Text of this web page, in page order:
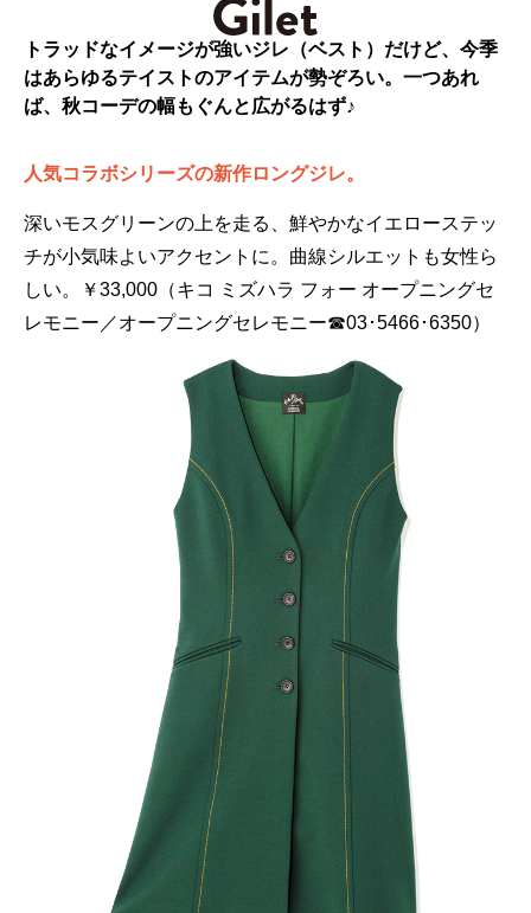
トラッドなイメージが強いジレ（ベスト）だけど、今季
はあらゆるテイストのアイテムが勢ぞろい。一つあれ
ば、秋コーデの幅もぐんと広がるはず♪
人気コラボシリーズの新作ロングジレ。
深いモスグリーンの上を走る、鮮やかなイエローステッ
チが小気味よいアクセントに。曲線シルエットも女性ら
しい。￥33,000（キコ ミズハラ フォー オープニングセ
レモニー／オープニングセレモニー☎03･5466･6350）